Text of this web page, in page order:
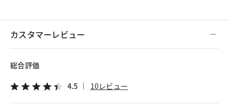
カスタマーレビュー
総合評価
4.5 10レビュー